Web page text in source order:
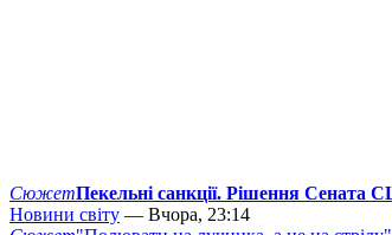
СюжетПекельні санкції. Рішення Сената
Новини світу — Вчора, 23:14